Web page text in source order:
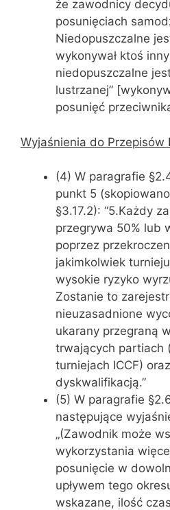
że zawodnicy
posunięciach
Niedopuszczalne
wykonywał ktoś
niedopuszczalne
lustrzanej”
posunięć
Wyjaśnienia do Przepisów
(4) W paragrafie
punkt 5
§3.17.2): “5.Każdy
przegrywa 50% lub
poprzez
jakimkolwiek
wysokie ryzyko
Zostanie to
nieuzasadnione
ukarany przegraną
trwających partiach
turniejach ICCF)
dyskwalifikacją.”
(5) W paragrafie
następujące
„(Zawodnik może
wykorzystania
posunięcie w
upływem tego
wskazane, ilość